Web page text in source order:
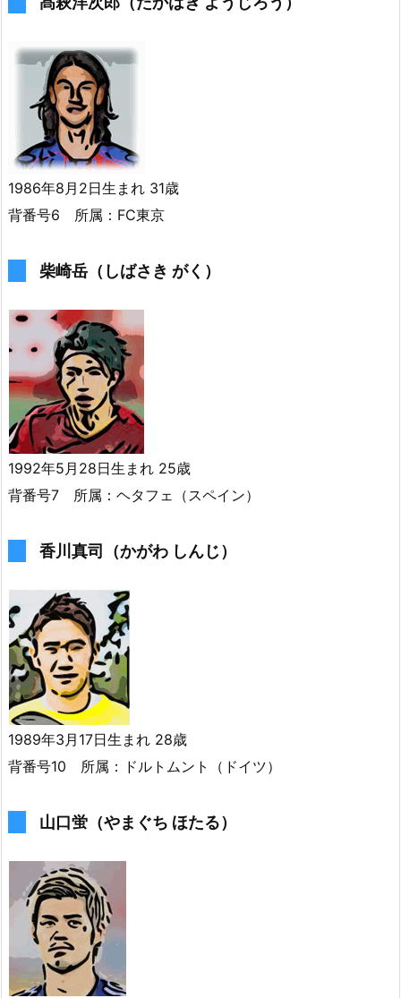
1986年8月2日生まれ 31歳
背番号6 所属：FC東京
柴崎岳（しばさき がく）
1992年5月28日生まれ 25歳
背番号7 所属：ヘタフェ（スペイン）
香川真司（かがわ しんじ）
1989年3月17日生まれ 28歳
背番号10 所属：ドルトムント（ドイツ）
山口蛍（やまぐち ほたる）